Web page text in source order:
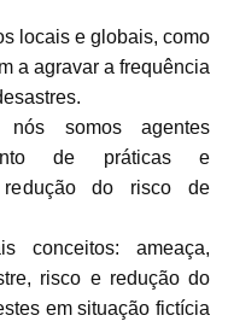
locais e globais, como
a agravar a frequência
nós somos agentes
de práticas e
redução do risco de
conceitos: ameaça,
risco e redução do
em situação fictícia